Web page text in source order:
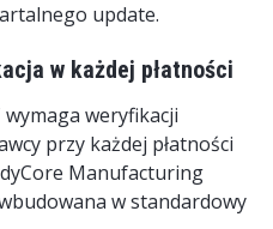
update.
w każdej płatności
weryfikacji
przy każdej płatności
Manufacturing
w standardowy